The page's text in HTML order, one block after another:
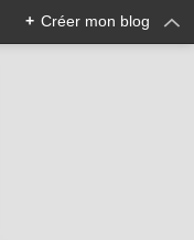
+ Créer mon blog